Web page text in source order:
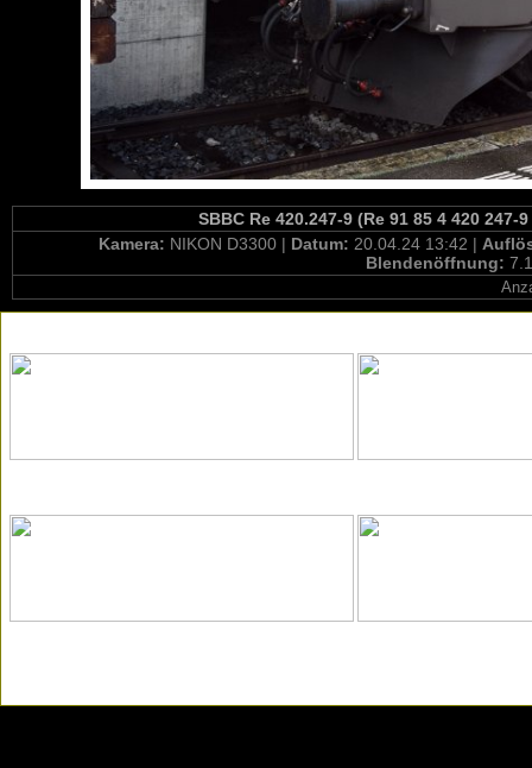
SBBC Re 420.247-9 (Re 91 85 4 420 247-
Kamera: NIKON D3300 | Datum: 20.04.24 13:42 |
Blendenöffnung: